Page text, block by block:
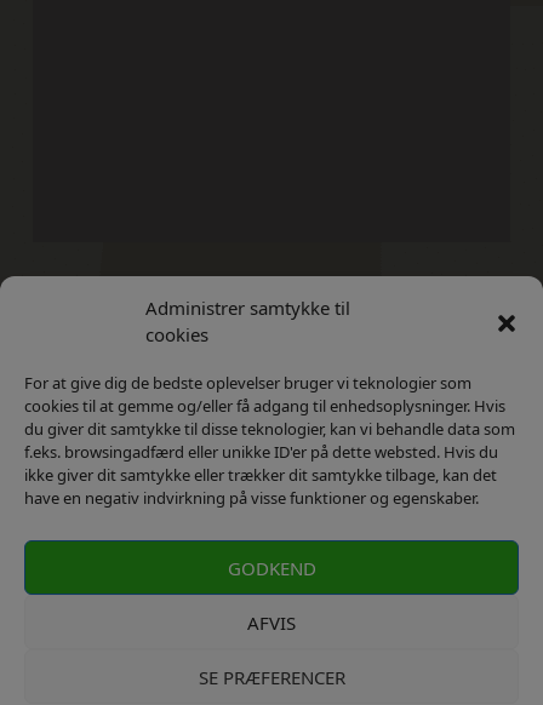
Administrer samtykke til
cookies
For at give dig de bedste oplevelser bruger vi teknologier som
cookies til at gemme og/eller få adgang til enhedsoplysninger. Hvis
du giver dit samtykke til disse teknologier, kan vi behandle data som
f.eks. browsingadfærd eller unikke ID'er på dette websted. Hvis du
ikke giver dit samtykke eller trækker dit samtykke tilbage, kan det
have en negativ indvirkning på visse funktioner og egenskaber.
GODKEND
AFVIS
SE PRÆFERENCER
Kontakt